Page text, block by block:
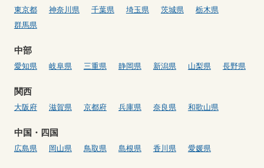
東京都 神奈川県 千葉県 埼玉県 茨城県
栃木県
群馬県
中部
愛知県 岐阜県 三重県 静岡県 新潟県 山梨県 長野県
関西
大阪府 滋賀県 京都府 兵庫県 奈良県 和歌山県
中国・四国
広島県 岡山県 鳥取県 島根県 香川県 愛媛県